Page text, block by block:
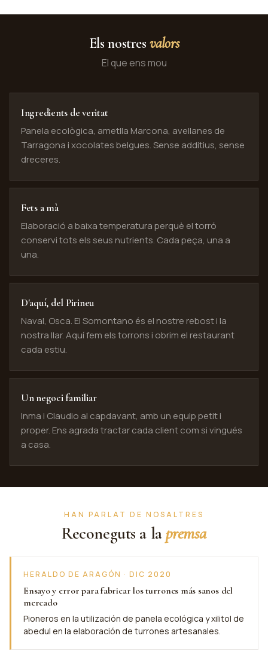
Els nostresvalors
El que ens mou
Ingredients de veritat
Panela ecològica, ametlla Marcona, avellanes de
Tarragona i xocolates belgues. Sense additius, sense
dreceres.
Fets a mà
Elaboració a baixa temperatura perquè el torró
conservi tots els seus nutrients. Cada peça, una a
una.
D'aquí, del Pirineu
Naval, Osca. El Somontano és el nostre rebost i la
nostra llar. Aquí fem els torrons i obrim el restaurant
cada estiu.
Un negoci familiar
Inma i Claudio al capdavant, amb un equip petit i
proper. Ens agrada tractar cada client com si vingués
a casa.
HAN PARLAT DE NOSALTRES
Reconeguts a lapremsa
HERALDO DE ARAGÓN · DIC 2020
Ensayo y error para fabricar los turrones más sanos del
mercado
Pioneros en la utilización de panela ecológica y xilitol de
abedul en la elaboración de turrones artesanales.